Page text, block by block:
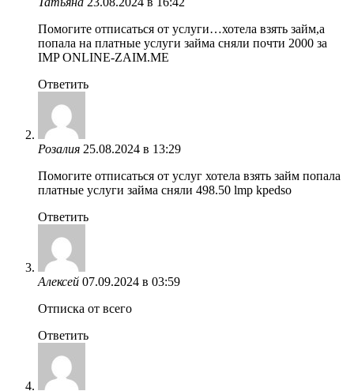
Помогите отписаться от услуги…хотела взять займ,а
попала на платные услуги займа сняли почти 2000 за
IMP ONLINE-ZAIM.ME
Ответить
Розалия 25.08.2024 в 13:29
Помогите отписаться от услуг хотела взять займ попала
платные услуги займа сняли 498.50 lmp kpedso
Ответить
Алексей 07.09.2024 в 03:59
Отписка от всего
Ответить